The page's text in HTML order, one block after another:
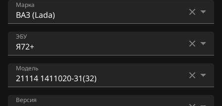
Марка
Acura
Alfa Romeo
ATLAS
ЭБУ
Bosch ME17.9.7
Bosch ME17.9.71
Модель
11183 1411020-21(22)
Версия